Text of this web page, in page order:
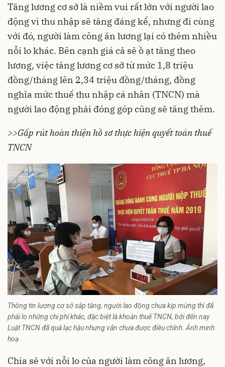
Tăng lương cơ sở là niềm vui rất lớn với người lao
động vì thu nhập sẽ tăng đáng kể, nhưng đi cùng
với đó, người làm công ăn lương lại có thêm nhiều
nỗi lo khác. Bên cạnh giá cả sẽ ồ ạt tăng theo
lương, việc tăng lương cơ sở từ mức 1,8 triệu
đồng/tháng lên 2,34 triệu đồng/tháng, đồng
nghĩa mứcthuế thu nhập cá nhân (TNCN) mà
người lao động phải đóng góp cũng sẽ tăng thêm.
>>Gấp rút hoàn thiện hồ sơ thực hiện quyết toán thuế
TNCN
Thông tin lương cơ sở sắp tăng, người lao động chưa kịp mừng thì đã
phải lo những chi phí khác, đặc biệt là khoản thuế TNCN, bởi đến nay
Luật TNCN đã quá lạc hậu nhưng vẫn chưa được điều chỉnh. Ảnh minh
hoạ
Chia sẻ với nỗi lo của người làm công ăn lương,